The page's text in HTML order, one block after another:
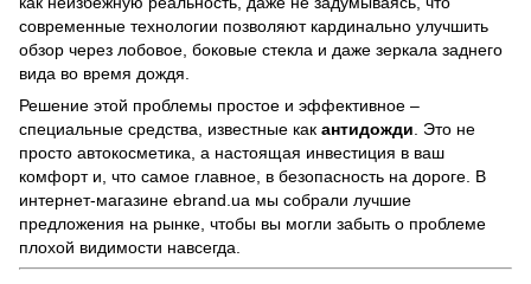
современные технологии позволяют кардинально улучшить
обзор через лобовое, боковые стекла и даже зеркала заднего
вида во время дождя.
Решение этой проблемы простое и эффективное –
специальные средства, известные как антидожди . Это не
просто автокосметика, а настоящая инвестиция в ваш
комфорт и, что самое главное, в безопасность на дороге. В
интернет-магазине ebrand.ua мы собрали лучшие
предложения на рынке, чтобы вы могли забыть о проблеме
плохой видимости навсегда.